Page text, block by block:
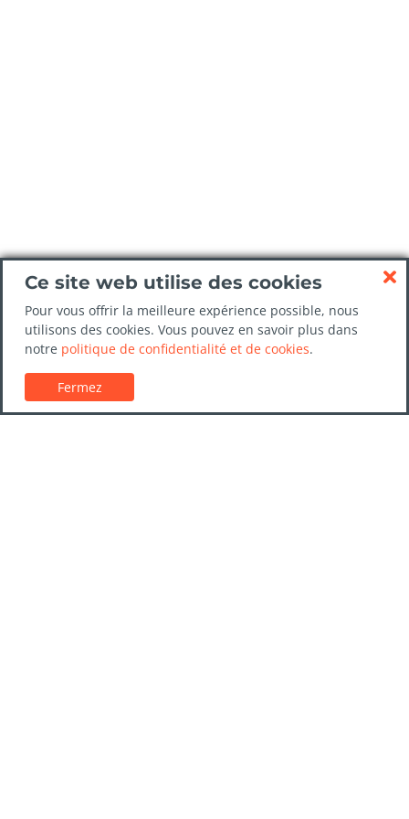
Ce site web utilise des cookies
Pour vous offrir la meilleure expérience possible, nous
utilisons des cookies. Vous pouvez en savoir plus dans
notre politique de confidentialité et de cookies.
Fermez